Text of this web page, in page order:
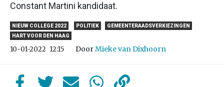
Constant Martini kandidaat.
NIEUW COLLEGE 2022 POLITIEK
GEMEENTERAADSVERKIEZINGEN
HART VOOR DEN HAAG
10-01-2022 12:15 DoorMieke van Dixhoorn